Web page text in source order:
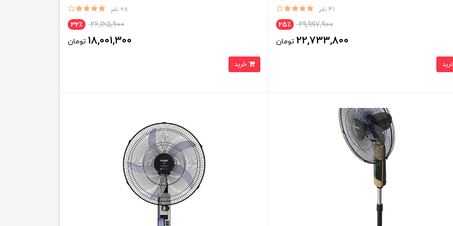
41 نفر
29,997,900 25٪
22,733,800 تومان
68 نفر
26,165,900 32٪
18,001,300 تومان
خرید